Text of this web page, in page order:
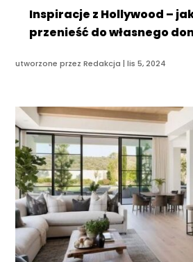
Inspiracje z Hollywood –
przenieść do własnego
utworzone przezRedakcja |lis 5, 2024